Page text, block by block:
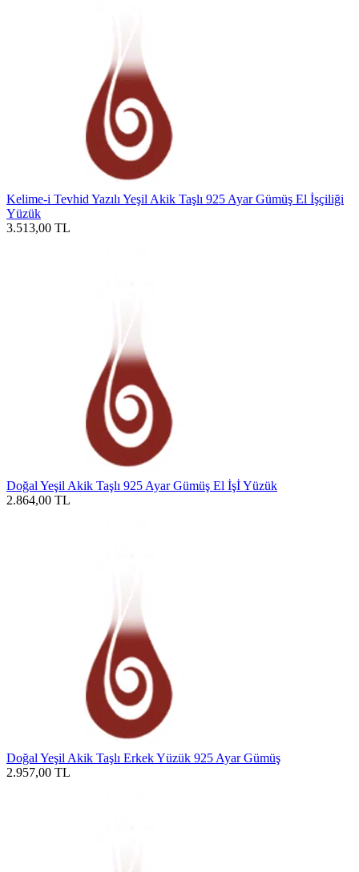
Kelime-i Tevhid Yazılı Yeşil Akik Taşlı 925 Ayar Gümüş El İşçiliği
Yüzük
3.513,00 TL
Doğal Yeşil Akik Taşlı 925 Ayar Gümüş El İşİ Yüzük
2.864,00 TL
Doğal Yeşil Akik Taşlı Erkek Yüzük 925 Ayar Gümüş
2.957,00 TL